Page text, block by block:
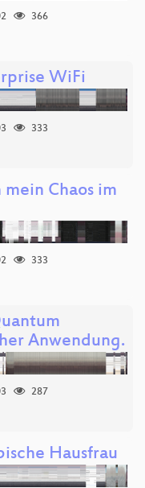
366
WiFi
333
Chaos im
333
Anwendung.
287
Hausfrau